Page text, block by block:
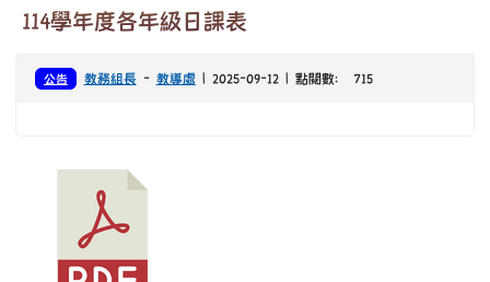
114學年度各年級日課表
公告 教務組長- 教導處| 2025-09-12 | 點閱數： 715